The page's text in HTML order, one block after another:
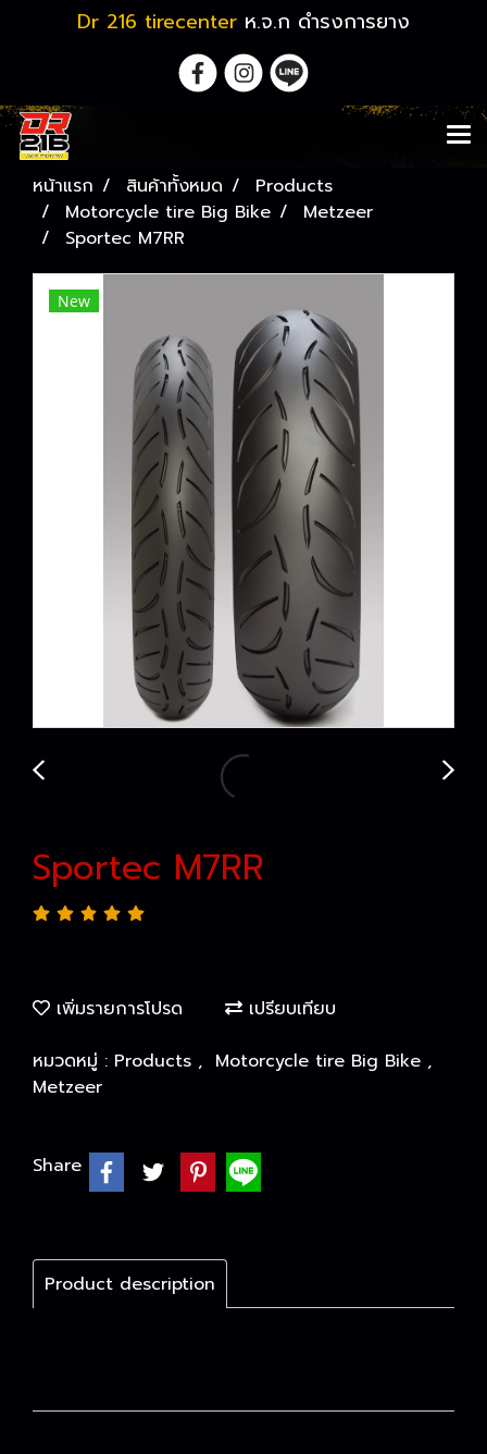
Dr 216 tirecenter ห.จ.ก ดำรงการยาง
หน้าแรก สินค้าทั้งหมด
Products
Motorcycle tire Big Bike
Metzeer
Sportec M7RR
New
Sportec M7RR
เพิ่มรายการโปรด
เปรียบเทียบ
หมวดหมู่ : Products , Motorcycle tire Big Bike ,
Metzeer
Share
Product description